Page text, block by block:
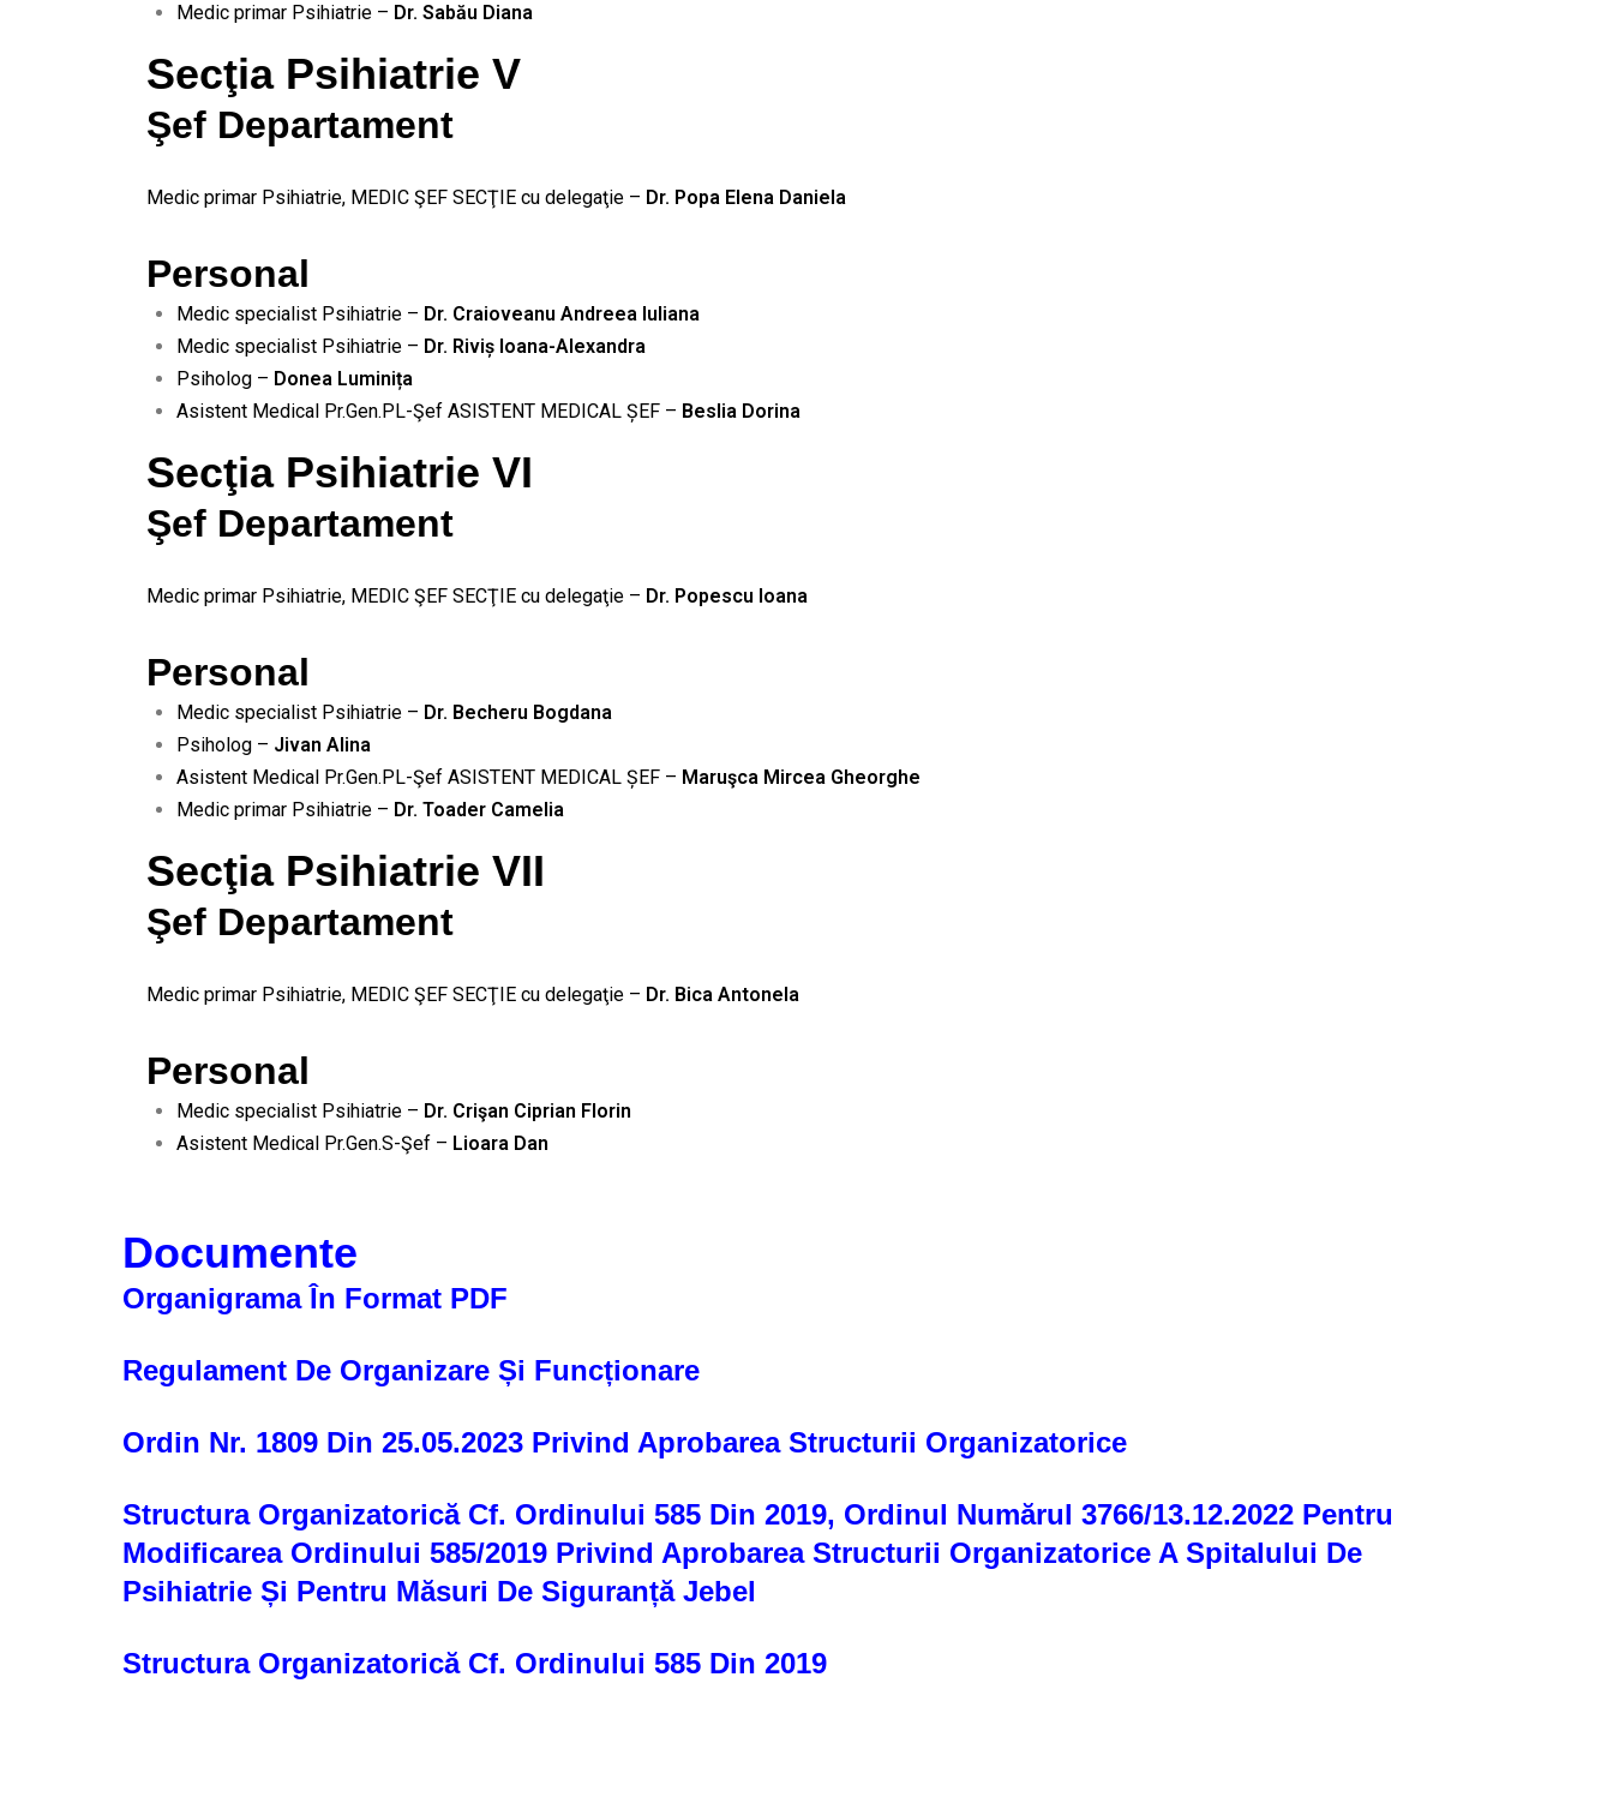
Medic primar Psihiatrie – Dr. Sabău Diana
Secţia Psihiatrie V
Şef Departament
Medic primar Psihiatrie, MEDIC ŞEF SECŢIE cu delegaţie – Dr. Popa Elena Daniela
Personal
Medic specialist Psihiatrie – Dr. Craioveanu Andreea Iuliana
Medic specialist Psihiatrie – Dr. Riviș Ioana-Alexandra
Psiholog – Donea Luminița
Asistent Medical Pr.Gen.PL-Şef ASISTENT MEDICAL ȘEF – Beslia Dorina
Secţia Psihiatrie VI
Şef Departament
Medic primar Psihiatrie, MEDIC ŞEF SECŢIE cu delegaţie – Dr. Popescu Ioana
Personal
Medic specialist Psihiatrie – Dr. Becheru Bogdana
Psiholog – Jivan Alina
Asistent Medical Pr.Gen.PL-Şef ASISTENT MEDICAL ȘEF – Maruşca Mircea Gheorghe
Medic primar Psihiatrie – Dr. Toader Camelia
Secţia Psihiatrie VII
Şef Departament
Medic primar Psihiatrie, MEDIC ŞEF SECŢIE cu delegaţie – Dr. Bica Antonela
Personal
Medic specialist Psihiatrie – Dr. Crişan Ciprian Florin
Asistent Medical Pr.Gen.S-Şef – Lioara Dan
Documente
Organigrama În Format PDF
Regulament De Organizare Și Funcționare
Ordin Nr. 1809 Din 25.05.2023 Privind Aprobarea Structurii Organizatorice
Structura Organizatorică Cf. Ordinului 585 Din 2019, Ordinul Numărul 3766/13.12.2022 Pentru
Modificarea Ordinului 585/2019 Privind Aprobarea Structurii Organizatorice A Spitalului De
Psihiatrie Și Pentru Măsuri De Siguranță Jebel
Structura Organizatorică Cf. Ordinului 585 Din 2019